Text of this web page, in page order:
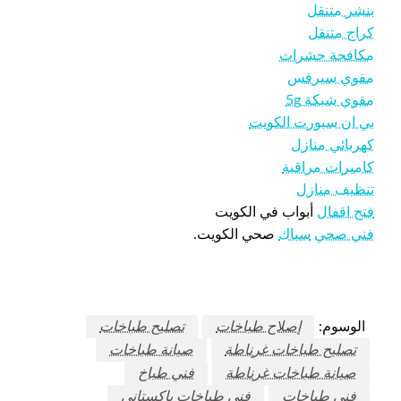
بنشر متنقل
كراج متنقل
مكافحة حشرات
مقوي سيرفس
مقوي شبكة 5g
بي ان سبورت الكويت
كهربائي منازل
كاميرات مراقبة
تنظيف منازل
فتح اقفال أبواب في الكويت
فني صحي سباك صحي الكويت.
الوسوم: إصلاح طباخات
تصليح طباخات
تصليح طباخات غرناطة
صيانة طباخات
صيانة طباخات غرناطة
فني طباخ
فني طباخات
فني طباخات باكستاني